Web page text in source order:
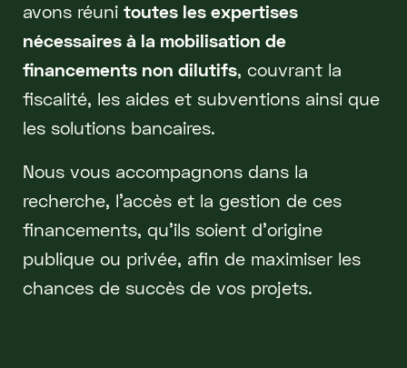
avons réuni toutes les expertises
nécessaires à la mobilisation de
financements non dilutifs, couvrant la
fiscalité, les aides et subventions ainsi que
les solutions bancaires.
Nous vous accompagnons dans la
recherche, l'accès et la gestion de ces
financements, qu'ils soient d'origine
publique ou privée, afin de maximiser les
chances de succès de vos projets.